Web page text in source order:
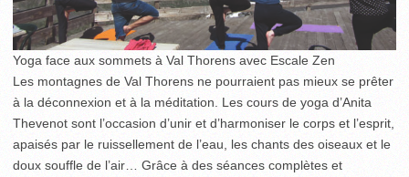
Yoga face aux sommets à Val Thorens avec Escale Zen
Les montagnes de Val Thorens ne pourraient pas mieux se prêter
à la déconnexion et à la méditation. Les cours de yoga d’Anita
Thevenot sont l’occasion d’unir et d’harmoniser le corps et l’esprit,
apaisés par le ruissellement de l’eau, les chants des oiseaux et le
doux souffle de l’air… Grâce à des séances complètes et